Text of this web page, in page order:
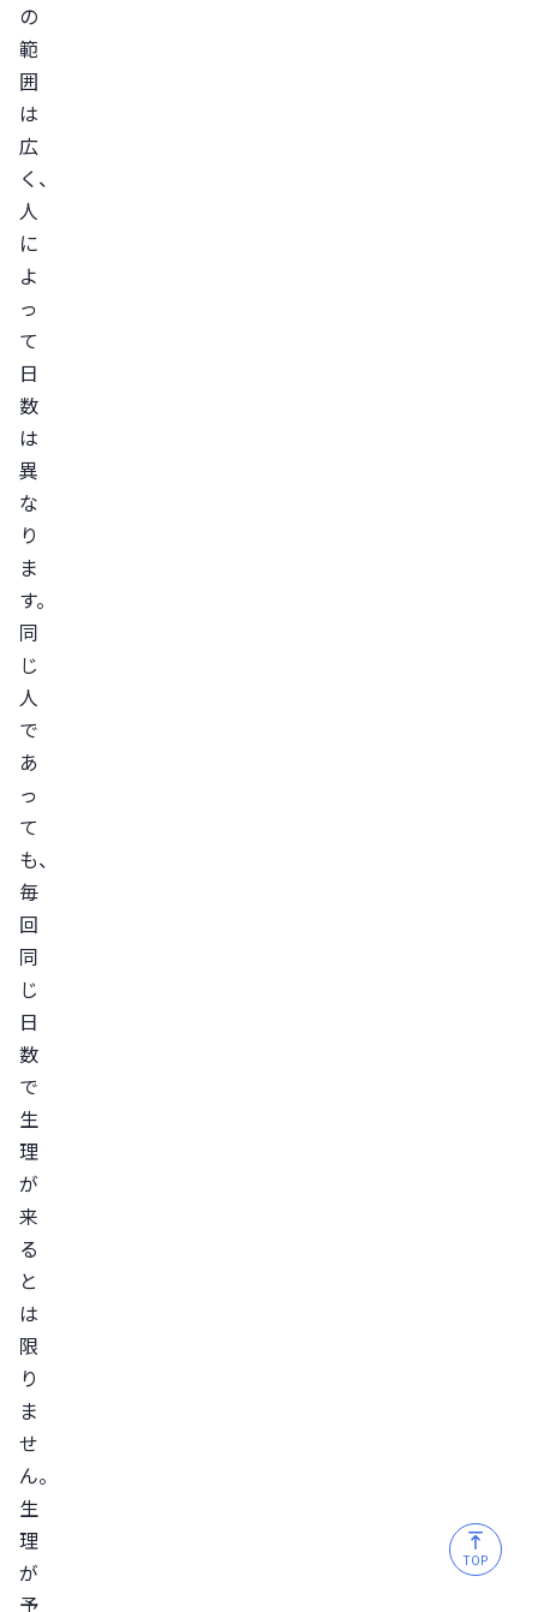
の
範
囲
は
広
く、
人
に
よ
っ
て
日
数
は
異
な
り
ま
す。
同
じ
人
で
あ
っ
て
も、
毎
回
同
じ
日
数
で
生
理
が
来
る
と
は
限
り
ま
せ
ん。
生
理
が
予
TOP